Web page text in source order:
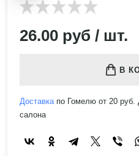
26.00 руб / шт.
В
Доставкапо Гомелю от 20 руб.
салона